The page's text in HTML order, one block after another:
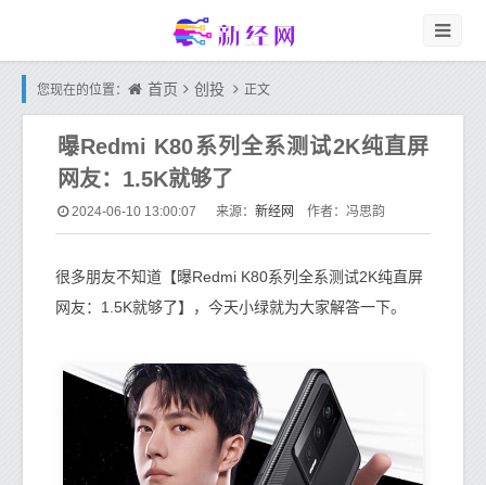
您现在的位置： 首页 创投 正文
曝Redmi K80系列全系测试2K纯直屏
网友：1.5K就够了
2024-06-10 13:00:07 来源： 新经网 作者：冯思韵
很多朋友不知道【曝Redmi K80系列全系测试2K纯直屏
网友：1.5K就够了】，今天小绿就为大家解答一下。